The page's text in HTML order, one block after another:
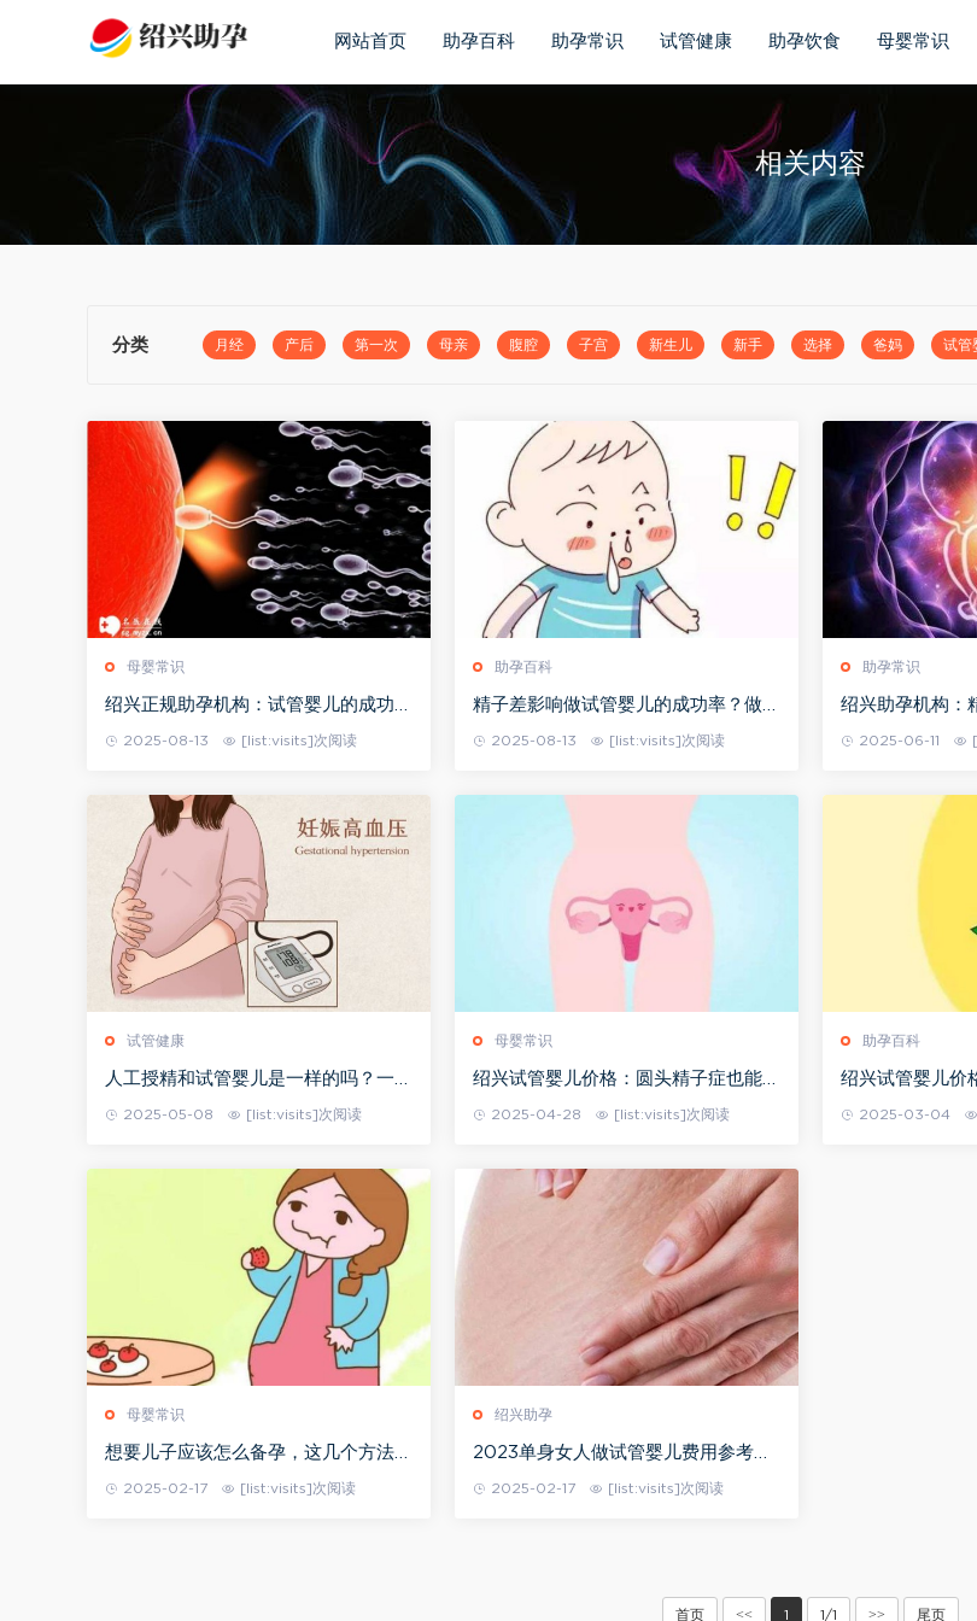
网站首页 助孕百科 助孕常识 试管健康 助孕饮食 母婴常识
相关内容
分类 月经 产后 第一次 母亲 腹腔 子宫 新生儿 新手 选择 爸妈 试管
母婴常识
绍兴正规助孕机构：试管婴儿的成功率
是受男性影响大还是受女性影响大？
2025-08-13 [list:visits]次阅读
助孕百科
精子差影响做试管婴儿的成功率？做一
2025-08-13 [list:visits]次阅读
助孕常识
绍兴助孕机构：
2025-06-11
试管健康
人工授精和试管婴儿是一样的吗？一文
告诉你试管婴儿和人工授精的区别
2025-05-08 [list:visits]次阅读
母婴常识
绍兴试管婴儿价格：圆头精子症也能做
2025-04-28 [list:visits]次阅读
助孕百科
绍兴试管婴儿价
选精子行不行，
2025-03-04
母婴常识
想要儿子应该怎么备孕，这几个方法让
2025-02-17 [list:visits]次阅读
绍兴助孕
2023单身女人做试管婴儿费用参考，
2025-02-17 [list:visits]次阅读
首页 << 1 1/1 >> 尾页